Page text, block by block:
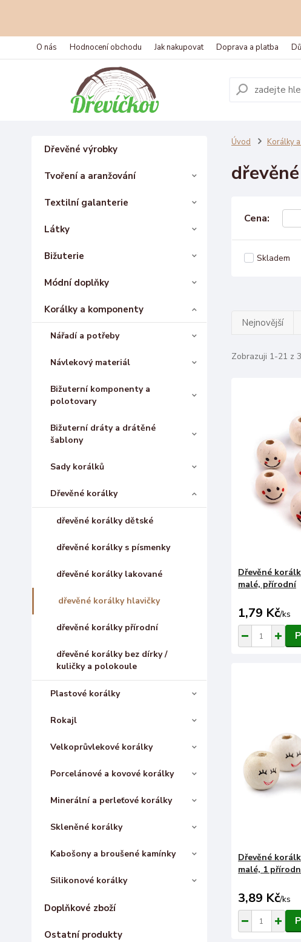
O nás Hodnocení obchodu Jak nakupovat Doprava a platba
Dřevěné výrobky
Tvoření a aranžování
Textilní galanterie
Látky
Bižuterie
Módní doplňky
Korálky a komponenty
Nářadí a potřeby
Návlekový materiál
Bižuterní komponenty a
polotovary
Bižuterní dráty a drátěné
šablony
Sady korálků
Dřevěné korálky
dřevěné korálky dětské
dřevěné korálky s písmenky
dřevěné korálky lakované
dřevěné korálky hlavičky
dřevěné korálky přírodní
dřevěné korálky bez dírky /
kuličky a polokoule
Plastové korálky
Rokajl
Velkoprůvlekové korálky
Porcelánové a kovové korálky
Minerální a perleťové korálky
Skleněné korálky
Kabošony a broušené kamínky
Silikonové korálky
Doplňkové zboží
Ostatní produkty
Úvod Korálky
Cena:
Skladem
Nejnovější
Zobrazuji 1-21 z
Dřevěné
malé, přírodní
1,79 Kč/ks
Dřevěné
malé, 1
3,89 Kč/ks